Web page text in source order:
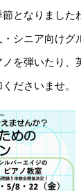
となりました
シニア向けグ
を弾いたり
ださいませ。